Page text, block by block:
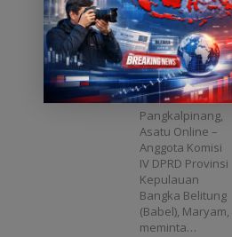
2025
a
Barat
Didam
pingi
Psikolo
g
an
Teknol
ogi
Maskul
inisasi,
Target
kan
Raup
Untung
Ratusa
n Juta
per
Bulan,
Pempr
sejumlah…
Maryam Minta
Korban
Dugaan
Pelecehan Guru
di SMKN
Bangka Barat
Didampingi
Psikolog
Pangkalpinang,
Asatu Online –
Anggota Komisi
IV DPRD Provinsi
Kepulauan
Bangka Belitung
(Babel), Maryam,
meminta…